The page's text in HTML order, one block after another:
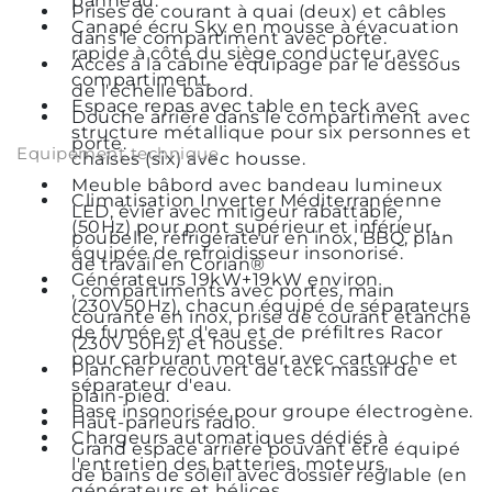
Prises de courant à quai (deux) et câbles
dans le compartiment avec porte.
Accès à la cabine équipage par le dessous
de l'échelle bâbord.
Douche arrière dans le compartiment avec
porte.
Canapé écru Sky en mousse à évacuation
rapide à côté du siège conducteur avec
compartiment.
Espace repas avec table en teck avec
structure métallique pour six personnes et
chaises (six) avec housse.
Meuble bâbord avec bandeau lumineux
LED, évier avec mitigeur rabattable,
poubelle, réfrigérateur en inox, BBQ, plan
de travail en Corian®
, compartiments avec portes, main
courante en inox, prise de courant étanche
(230V 50Hz) et housse.
Plancher recouvert de teck massif de
plain-pied.
Haut-parleurs radio.
Grand espace arrière pouvant être équipé
de bains de soleil avec dossier réglable (en
Equipement technique
Climatisation Inverter Méditerranéenne
(50Hz) pour pont supérieur et inférieur,
équipée de refroidisseur insonorisé.
Générateurs 19kW+19kW environ
(230V50Hz), chacun équipé de séparateurs
de fumée et d'eau et de préfiltres Racor
pour carburant moteur avec cartouche et
séparateur d'eau.
Base insonorisée pour groupe électrogène.
Chargeurs automatiques dédiés à
l'entretien des batteries, moteurs,